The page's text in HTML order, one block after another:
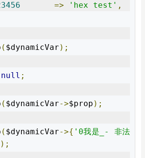
=> 'hex test' ,
( $dynamicVar );
null ;
( $dynamicVar->$prop );
( $dynamicVar->{ '0我是_- 非法